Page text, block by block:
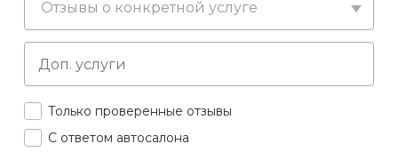
Отзывы о конкретной услуге
Только проверенные отзывы
С ответом автосалона